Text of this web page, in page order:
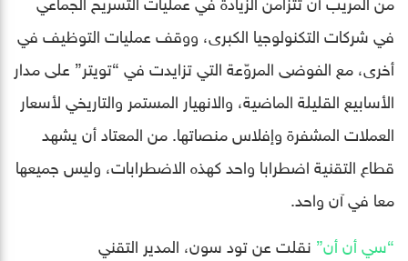
في شركات التكنولوجيا الكبرى، ووقف عمليات التوظيف في
أخرى، مع الفوضى المروّعة التي تزايدت في “تويتر” على مدار
الأسابيع القليلة الماضية، والانهيار المستمر والتاريخي لأسعار
العملات المشفرة وإفلاس منصاتها. من المعتاد أن يشهد
قطاع التقنية اضطرابا واحد كهذه الاضطرابات، وليس جميعها
معا في آن واحد.
“سي أن أن” نقلت عن تود سون، المدير التقني